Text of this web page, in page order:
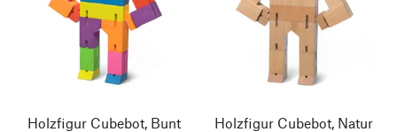
Holzfigur Cubebot, Bunt
Holzfigur Cubebot, Natur